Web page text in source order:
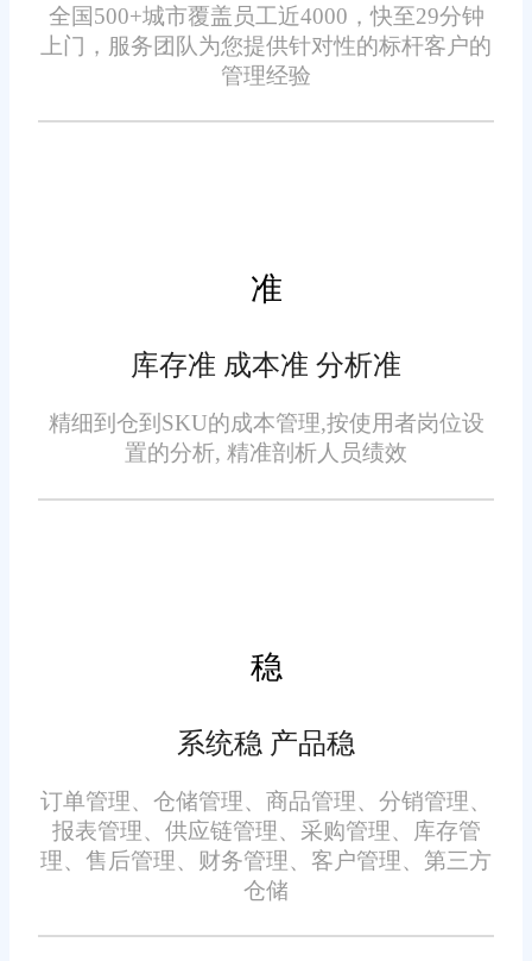
业的多样化需求。
能力，帮助河南昌电商企业避免
了缺货或积压现象的发生，降低
了运营成本。同时，系统还支持
旺店通ERP打单系统的操作
界面简洁明了，操作流程简单易
的帮助文档和视频教程，方便用
户体验的设计理念，使得旺店通
中广受欢迎。
除了功能全面和操作简便
外，旺店通ERP打单系统还注重
系统的稳定性和可靠性。系统采
用先进的技术架构和严格的质量
控制体系，确保系统的稳定可靠
对系统稳定性和数据安全性的重
视，使得旺店通ERP打单系统在
河南昌电商企业中树立了良好的
使用过旺店通ERP打单系统的企
其不仅提高了订单处理的效率，
降低了运营成本，还帮助企业优
化了库存管理，提升了客户满意
度。这种良好的用户口碑和市场
认可度，进一步巩固了旺店通在
河南昌ERP打单系统领域的领先
此外，旺店通ERP打单系统
还支持定制化开发服务。针对企
业的特殊需求，旺店通可以量身
全国500+城市覆盖员工近4000，快至29分钟
上门，服务团队为您提供针对性的标杆客户的
管理经验
准
库存准 成本准 分析准
精细到仓到SKU的成本管理,按使用者岗位设
置的分析, 精准剖析人员绩效
稳
系统稳 产品稳
订单管理、仓储管理、商品管理、分销管理、
报表管理、供应链管理、采购管理、库存管
理、售后管理、财务管理、客户管理、第三方
仓储